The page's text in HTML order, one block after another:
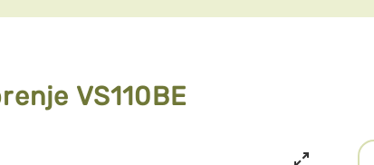
VS110BE